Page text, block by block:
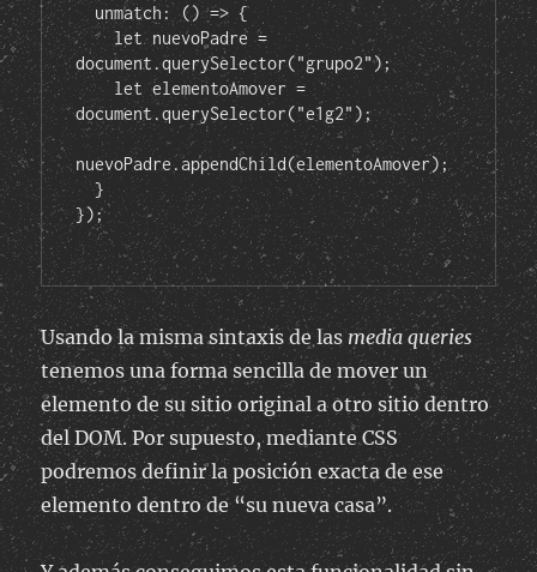
  unmatch: () => {
    let nuevoPadre =
document.querySelector("grupo2");
    let elementoAmover =
document.querySelector("e1g2");
nuevoPadre.appendChild(elementoAmover);
  }
});
Usando la misma sintaxis de las media queries
tenemos una forma sencilla de mover un
elemento de su sitio original a otro sitio dentro
del DOM. Por supuesto, mediante CSS
podremos definir la posición exacta de ese
elemento dentro de “su nueva casa”.